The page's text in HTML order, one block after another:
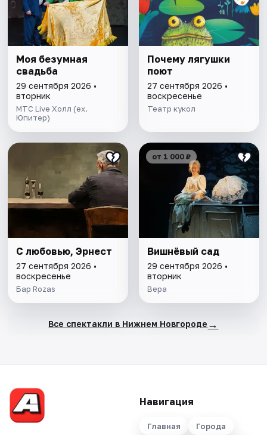
Моя безумная
свадьба
29 сентября 2026 •
вторник
МТС Live Холл (ex.
Юпитер)
Почему лягушки
поют
27 сентября 2026 •
воскресенье
Театр кукол
С любовью, Эрнест
27 сентября 2026 •
воскресенье
Бар Rozas
от 1 000 ₽
Вишнёвый сад
29 сентября 2026 •
вторник
Вера
Все спектакли в Нижнем Новгороде →
Навигация
Главная Города